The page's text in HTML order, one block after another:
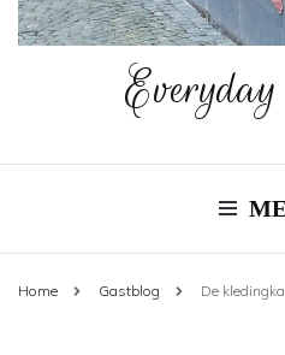
Home Gastblog De